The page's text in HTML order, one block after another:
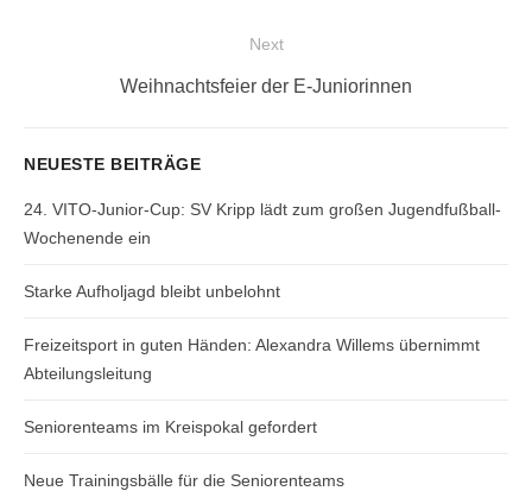
Next
Next
Weihnachtsfeier der E-Juniorinnen
NEUESTE BEITRÄGE
24. VITO-Junior-Cup: SV Kripp lädt zum großen Jugendfußball-
Wochenende ein
Starke Aufholjagd bleibt unbelohnt
Freizeitsport in guten Händen: Alexandra Willems übernimmt
Abteilungsleitung
Seniorenteams im Kreispokal gefordert
Neue Trainingsbälle für die Seniorenteams